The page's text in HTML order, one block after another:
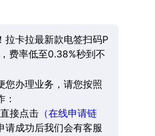
拉卡拉最新款电签扫码P
费率低至0.38%秒到不
您办理业务，请您按照
接点击（在线申请链
请成功后我们会有客服